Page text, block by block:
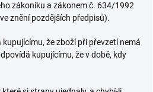
zákoníku a zákonem č. 634/1992
znění pozdějších předpisů).
že zboží při převzetí nemá
kupujícímu, že v době, kdy